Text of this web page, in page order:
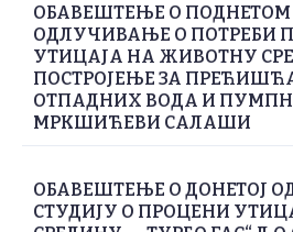
ОБАВЕШТЕЊЕ О ПОДНЕТОМ
ОДЛУЧИВАЊЕ О ПОТРЕБИ
УТИЦАЈА НА ЖИВОТНУ
ПОСТРОЈЕЊЕ ЗА
ОТПАДНИХ ВОДА И
МРКШИЋЕВИ САЛАШИ
ОБАВЕШТЕЊЕ О ДОНЕТОЈ
СТУДИЈУ О ПРОЦЕНИ